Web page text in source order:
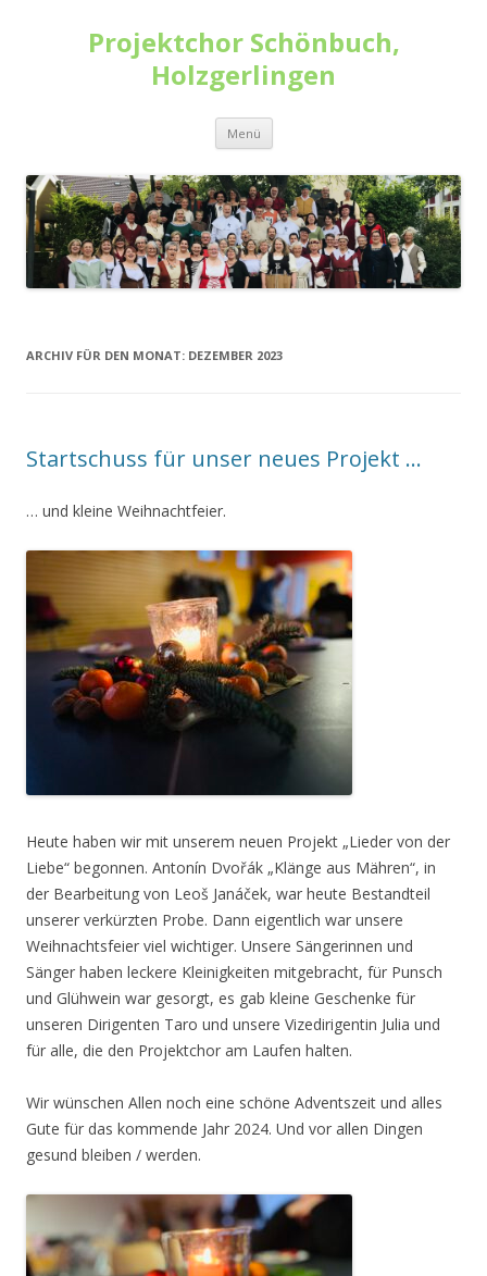
Projektchor Schönbuch,
Holzgerlingen
Menü Zum
springen
ARCHIV FÜR DEN MONAT: DEZEMBER 2023
Startschuss für unser neues Projekt …
… und kleine Weihnachtfeier.
Heute haben wir mit unserem neuen Projekt „Lieder von der
Liebe“ begonnen. Antonín Dvořák „Klänge aus Mähren“, in
der Bearbeitung von Leoš Janáček, war heute Bestandteil
unserer verkürzten Probe. Dann eigentlich war unsere
Weihnachtsfeier viel wichtiger. Unsere Sängerinnen und
Sänger haben leckere Kleinigkeiten mitgebracht, für Punsch
und Glühwein war gesorgt, es gab kleine Geschenke für
unseren Dirigenten Taro und unsere Vizedirigentin Julia und
für alle, die den Projektchor am Laufen halten.
Wir wünschen Allen noch eine schöne Adventszeit und alles
Gute für das kommende Jahr 2024. Und vor allen Dingen
gesund bleiben / werden.